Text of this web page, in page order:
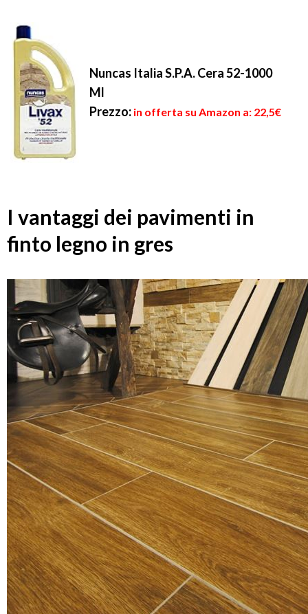
Nuncas Italia S.P.A. Cera 52-1000
Ml
Prezzo: in offerta su Amazon a: 22,5€
I vantaggi dei pavimenti in
finto legno in gres